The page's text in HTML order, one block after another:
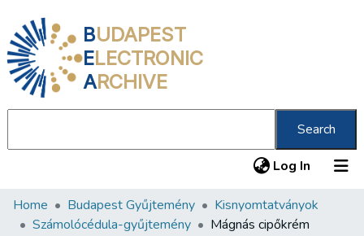
BUDAPEST
ELECTRONIC
ARCHIVE
Search
Log In (current)
Communities & Collections
Home Budapest Gyűjtemény
Kisnyomtatványok
Számolócédula-gyűjtemény
Mágnás cipőkrém